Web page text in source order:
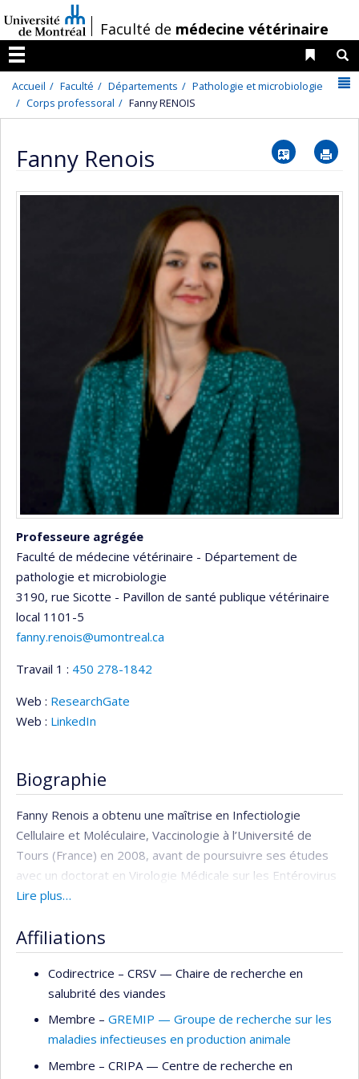
au
contenu
/Faculté de médecine vétérinaire
Menu
Liens
Accueil Faculté Départements
Pathologie et microbiologie
Corps professoral
Fanny RENOIS
Fanny Renois Vcard
Professeure agrégée
Faculté de médecine vétérinaire - Département de
pathologie et microbiologie
3190, rue Sicotte - Pavillon de santé publique vétérinaire
local 1101-5
fanny.renois@umontreal.ca
Travail 1 : 450 278-1842
Web : ResearchGate
Web : LinkedIn
Biographie
Fanny Renois a obtenu une maîtrise en Infectiologie
Cellulaire et Moléculaire, Vaccinologie à l’Université de
Tours (France) en 2008, avant de poursuivre ses études
avec un doctorat en Virologie Médicale sur les Entérovirus
à tropisme respiratoire à l’URCA (France) en 2012 à l’issue
décerné par la RICAI.
À la suite, Fanny Renois a exercé en tant qu'Assistante
Hospitalo-Universitaire en Virologie Médicale à la Faculté
2016, elle a élargi son parcours académique en devenant
Maître de Conférences habilité à diriger des recherches en
Santé Publique, à l'École Nationale Vétérinaire de Nantes
Lire plus…
Affiliations
Codirectrice – CRSV — Chaire de recherche en
salubrité des viandes
Membre – GREMIP — Groupe de recherche sur les
maladies infectieuses en production animale
Membre – CRIPA — Centre de recherche en